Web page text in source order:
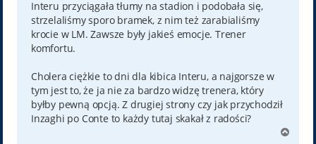
Interu przyciągała tłumy na stadion i podobała się,
strzelaliśmy sporo bramek, z nim też zarabialiśmy
krocie w LM. Zawsze były jakieś emocje. Trener
komfortu.
Cholera ciężkie to dni dla kibica Interu, a najgorsze w
tym jest to, że ja nie za bardzo widzę trenera, który
byłby pewną opcją. Z drugiej strony czy jak przychodził
Inzaghi po Conte to każdy tutaj skakał z radości?